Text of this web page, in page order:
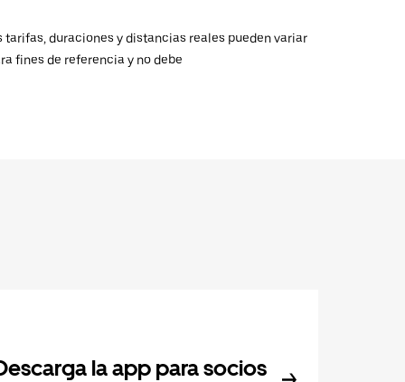
duraciones y distancias reales pueden variar
fines de referencia y no debe
la app para socios